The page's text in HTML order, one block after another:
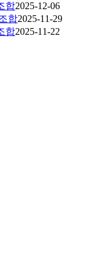
합2025-12-06
합2025-11-29
합2025-11-22